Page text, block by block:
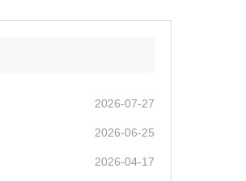
2026-07-27
2026-06-25
2026-04-17